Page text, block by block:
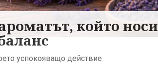
който носи
успокояващо действие